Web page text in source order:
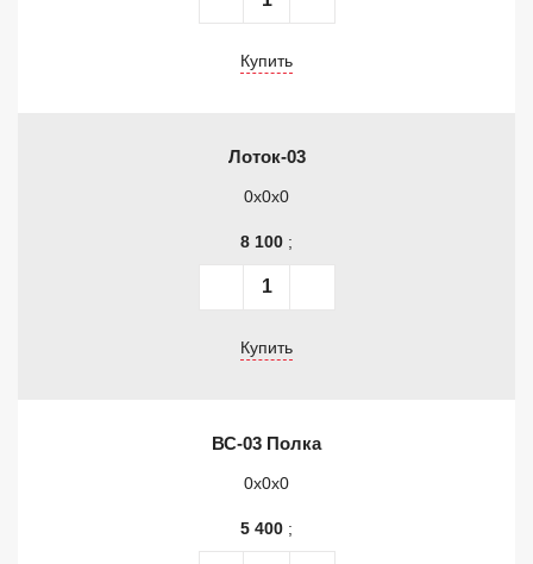
Купить
Лоток-03
0x0x0
8 100 ;
Купить
ВС-03 Полка
0x0x0
5 400 ;